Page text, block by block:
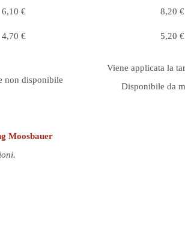
6,10 €
8,20 €
4,70 € 5,20 €
non disponibile
Viene applicata la
Disponibile da
Moosbauer